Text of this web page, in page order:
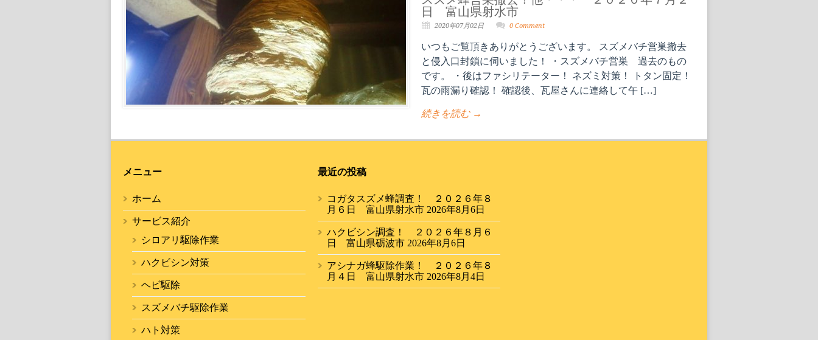
日 富山県射水市
2020年07月02日 0 Comment
いつもご覧頂きありがとうございます。 スズメバチ営巣撤去
と侵入口封鎖に伺いました！ ・スズメバチ営巣 過去のもの
です。 ・後はファシリテーター！ ネズミ対策！ トタン固定！
瓦の雨漏り確認！ 確認後、瓦屋さんに連絡して午 […]
続きを読む →
メニュー
ホーム
サービス紹介
シロアリ駆除作業
ハクビシン対策
ヘビ駆除
スズメバチ駆除作業
ハト対策
最近の投稿
コガタスズメ蜂調査！ ２０２６年８
月６日 富山県射水市 2026年8月6日
ハクビシン調査！ ２０２６年８月６
日 富山県砺波市 2026年8月6日
アシナガ蜂駆除作業！ ２０２６年８
月４日 富山県射水市 2026年8月4日